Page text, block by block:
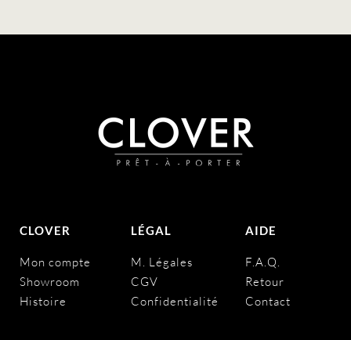
CLOVER
Mon compte
Showroom
Histoire
LÉGAL
M. Légales
CGV
Confidentialité
AIDE
F.A.Q.
Retour
Contact